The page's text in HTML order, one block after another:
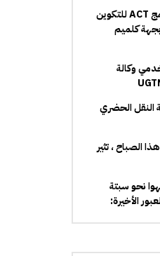
فتح باب الترشيح للاستفادة من برنامج ACT للتكوين
كلميم
وكالة
النقل الحضري
الصباح ، تثير
توجهوا نحو سبتة